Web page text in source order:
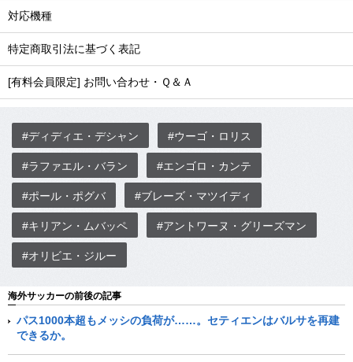
対応機種
特定商取引法に基づく表記
[有料会員限定] お問い合わせ・Ｑ＆Ａ
#ディディエ・デシャン #ウーゴ・ロリス
#ラファエル・バラン #エンゴロ・カンテ
#ポール・ポグバ #ブレーズ・マツイディ
#キリアン・ムバッペ #アントワーヌ・グリーズマン
#オリビエ・ジルー
海外サッカーの前後の記事
パス1000本超もメッシの負荷が……。セティエンはバルサを再建
できるか。